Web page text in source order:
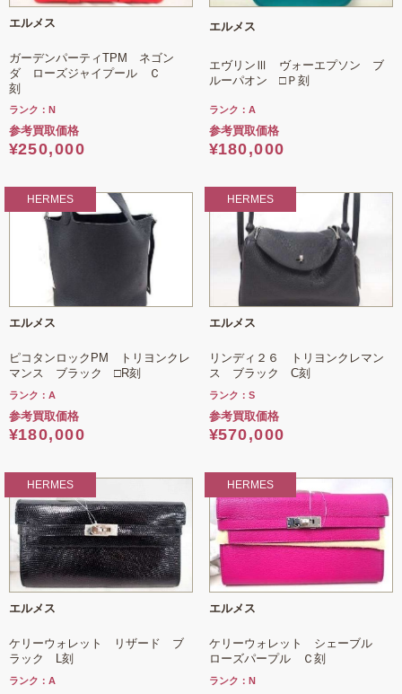
エルメス
ガーデンパーティTPM ネゴン
ダ ローズジャイプール Ｃ
刻
ランク：N
参考買取価格
¥250,000
エルメス
エヴリンⅢ ヴォーエプソン ブ
ルーパオン □Ｐ刻
ランク：A
参考買取価格
¥180,000
HERMES
エルメス
ピコタンロックPM トリヨンクレ
マンス ブラック □R刻
ランク：A
参考買取価格
¥180,000
HERMES
エルメス
リンディ２６ トリヨンクレマン
ス ブラック C刻
ランク：S
参考買取価格
¥570,000
HERMES
エルメス
ケリーウォレット リザード ブ
ラック L刻
ランク：A
HERMES
エルメス
ケリーウォレット シェーブル
ローズパープル Ｃ刻
ランク：N